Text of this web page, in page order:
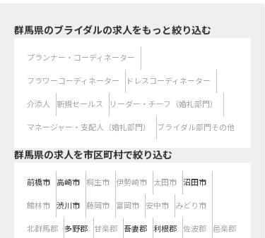
群馬県のブライダルの求人をもっと絞り込む
プランナー・コーディネーター
フラワーコーディネーター ドレスコーディネーター
介添人 新規セールス リーダー・チーフ（婚礼部門）
マネージャー・支配人（婚礼部門） ブライダル部門その他
群馬県の求人を市区町村で絞り込む
前橋市 高崎市 桐生市 伊勢崎市 太田市 沼田市
館林市 渋川市 藤岡市 富岡市 安中市 みどり市
北群馬郡 多野郡 甘楽郡 吾妻郡 利根郡 佐波郡 邑楽郡